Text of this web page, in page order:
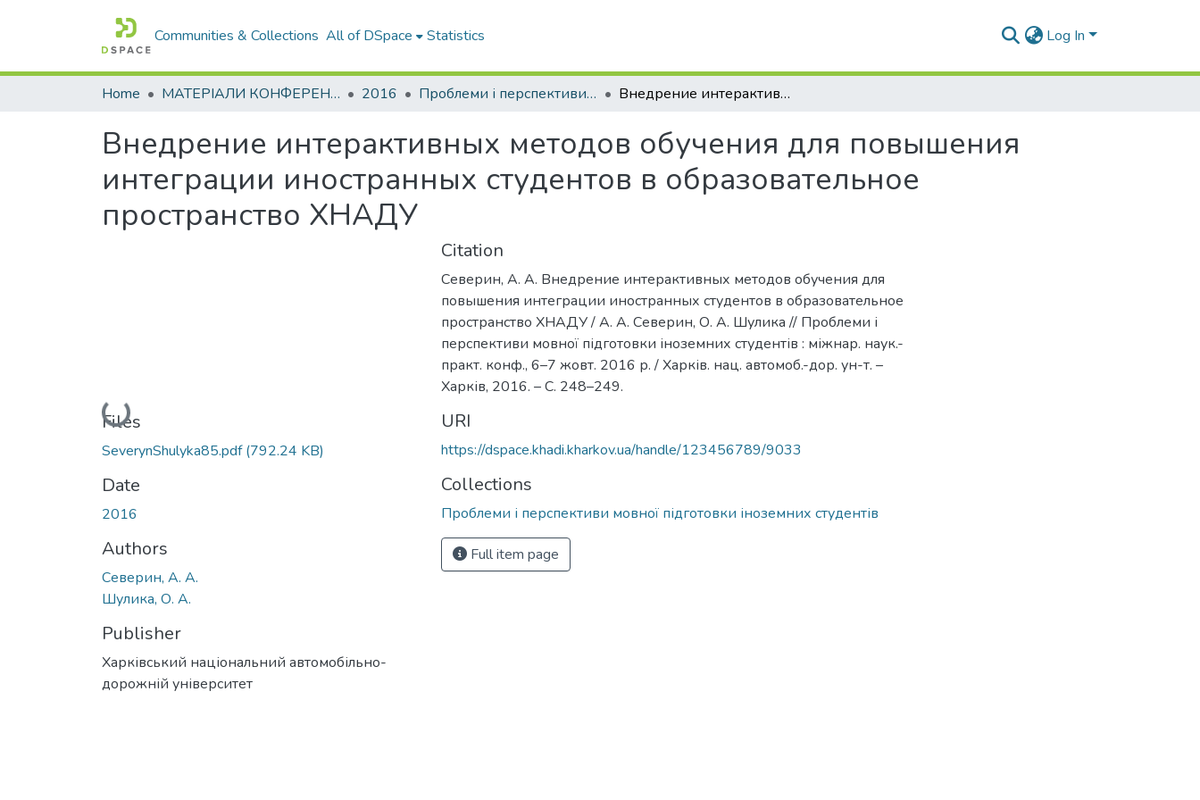
Communities & Collections All of DSpace Statistics Log In
Home МАТЕРІАЛИ КОНФЕРЕНЦІЙ 2016 Проблеми і перспективи мовної підготовки іноземних студентів Внедрение интерактивных методов обучения для повышения интеграции иностранных студентов в образовательное пространство ХНАДУ
Внедрение интерактивных методов обучения для повышения
интеграции иностранных студентов в образовательное
пространство ХНАДУ
Loading...
Files
SeverynShulyka85.pdf(792.24 KB)
Date
2016
Authors
Северин, А. А.
Шулика, О. А.
Publisher
Харківський національний автомобільно-
дорожній університет
Citation
Северин, А. А. Внедрение интерактивных методов обучения для
повышения интеграции иностранных студентов в образовательное
пространство ХНАДУ / А. А. Северин, О. А. Шулика // Проблеми і
перспективи мовної підготовки іноземних студентів : міжнар. наук.-
практ. конф., 6–7 жовт. 2016 р. / Харків. нац. автомоб.-дор. ун-т. –
Харків, 2016. – С. 248–249.
URI
https://dspace.khadi.kharkov.ua/handle/123456789/9033
Collections
Проблеми і перспективи мовної підготовки іноземних студентів
Full item page